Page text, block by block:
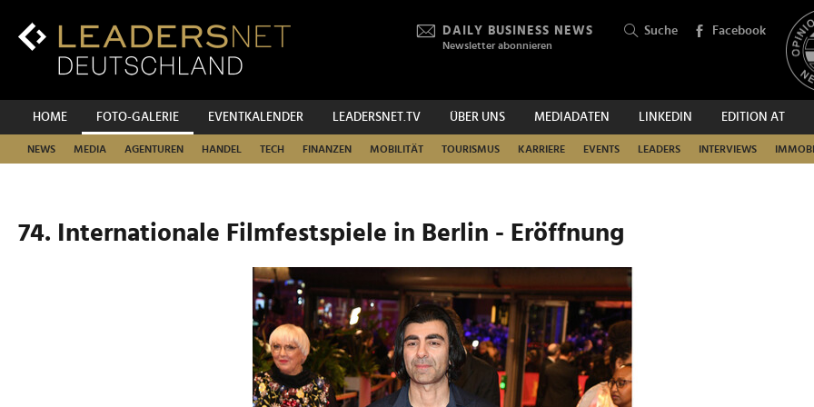
Inhalt
Hauptnavigation
DAILY BUSINESS NEWS
Newsletter abonnieren
Suche Facebook
HOME FOTO-GALERIE EVENTKALENDER LEADERSNET.TV ÜBER UNS MEDIADATEN LINKEDIN EDITION AT
NEWS MEDIA AGENTUREN HANDEL TECH FINANZEN MOBILITÄT TOURISMUS KARRIERE EVENTS LEADERS INTERVIEWS
SUCHEN
74. Internationale Filmfestspiele in Berlin - Eröffnung